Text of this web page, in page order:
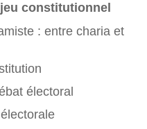
constitutionnel
: entre charia et
électoral